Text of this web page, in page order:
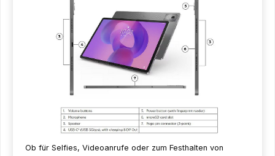
Ob für Selfies, Videoanrufe oder zum Festhalten von